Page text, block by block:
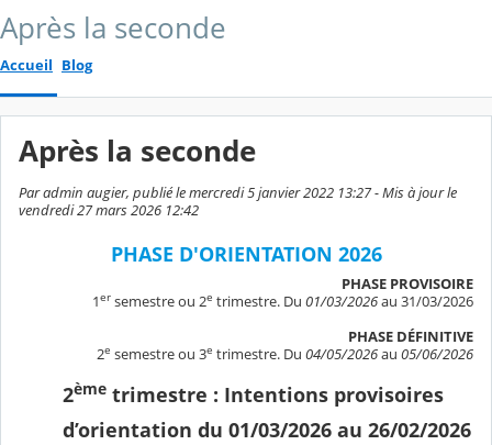
Après la seconde
Accueil Blog
Après la seconde
Par admin augier, publié le mercredi 5 janvier 2022 13:27 - Mis à jour le
vendredi 27 mars 2026 12:42
PHASE D'ORIENTATION 2026
PHASE PROVISOIRE
1er semestre ou 2e trimestre. Du 01/03/2026au 31/03/2026
PHASE DÉFINITIVE
2e semestre ou 3e trimestre. Du 04/05/2026au 05/06/2026
2ème trimestre : Intentions provisoires
d’orientation du 01/03/2026 au 26/02/2026